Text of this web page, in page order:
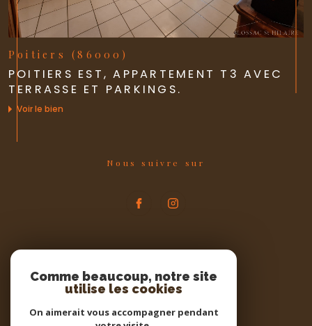
Poitiers (86000)
POITIERS EST, APPARTEMENT T3 AVEC
TERRASSE ET PARKINGS.
Voir le bien
Nous suivre sur
PROPRIÉTAIRE
Se connecter
Comme beaucoup, notre site
utilise les cookies
On aimerait vous accompagner pendant